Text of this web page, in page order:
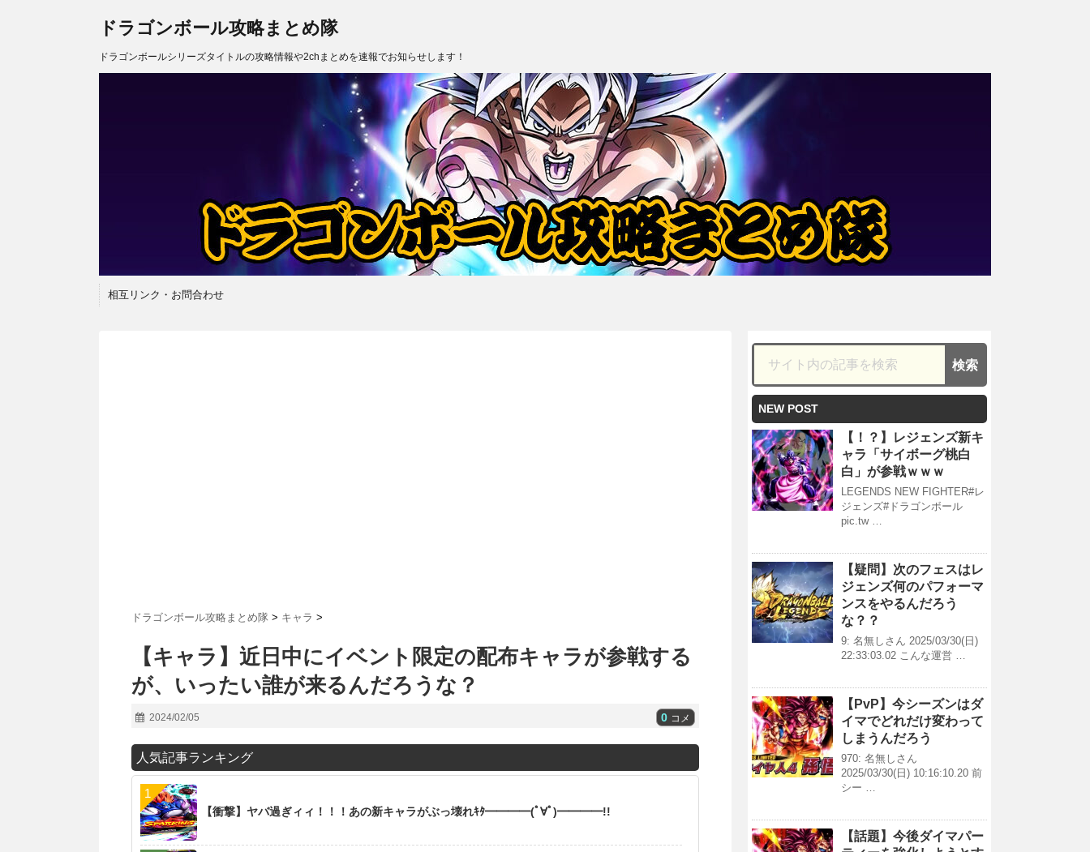
ドラゴンボール攻略まとめ隊
ドラゴンボールシリーズタイトルの攻略情報や2chまとめを速報でお知らせします！
相互リンク・お問合わせ
ドラゴンボール攻略まとめ隊 > キャラ >
【キャラ】近日中にイベント限定の配布キャラが参戦する
が、いったい誰が来るんだろうな？
2024/02/05 0 コメ
人気記事ランキング
【衝撃】ヤバ過ぎィィ！！！あの新キャラがぶっ壊れｷﾀ━━━━(ﾟ∀ﾟ)━━━━!!
NEW POST
【！？】レジェンズ新キ
ャラ「サイボーグ桃白
白」が参戦ｗｗｗ
LEGENDS NEW FIGHTER#レ
ジェンズ#ドラゴンボール
pic.tw …
【疑問】次のフェスはレ
ジェンズ何のパフォーマ
ンスをやるんだろう
な？？
9: 名無しさん 2025/03/30(日)
22:33:03.02 こんな運営 …
【PvP】今シーズンはダ
イマでどれだけ変わって
しまうんだろう
970: 名無しさん
2025/03/30(日) 10:16:10.20 前
シー …
【話題】今後ダイマパー